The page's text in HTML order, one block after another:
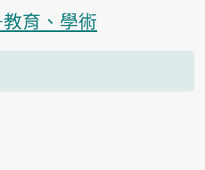
育、學術